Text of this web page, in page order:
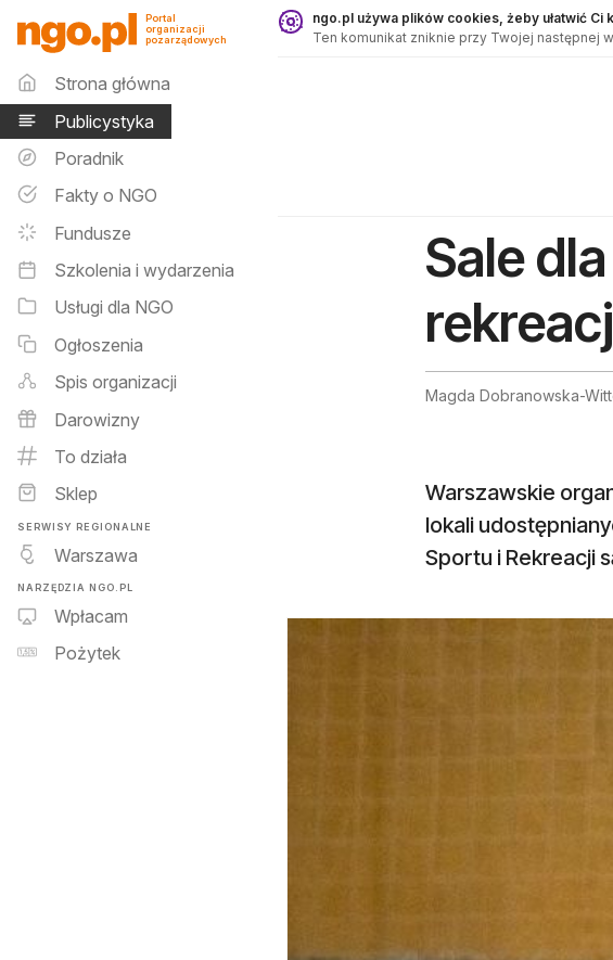
Publicystyka - ngo.pl
Portal
organizacji
pozarządowych
Menu główne
Strona główna
Publicystyka
Poradnik
Fakty o NGO
Fundusze
Szkolenia i wydarzenia
Usługi dla NGO
Ogłoszenia
Spis organizacji
Darowizny
To działa
Sklep
SERWISY REGIONALNE
Warszawa
NARZĘDZIA NGO.PL
Wpłacam
Pożytek
ngo.pl używa plików cookies, żeby ułatwić Ci
Ten komunikat zniknie przy Twojej następnej
Sale
Magda Dobranowska-
Warszawskie
lokali
Sportu i Rekreacji